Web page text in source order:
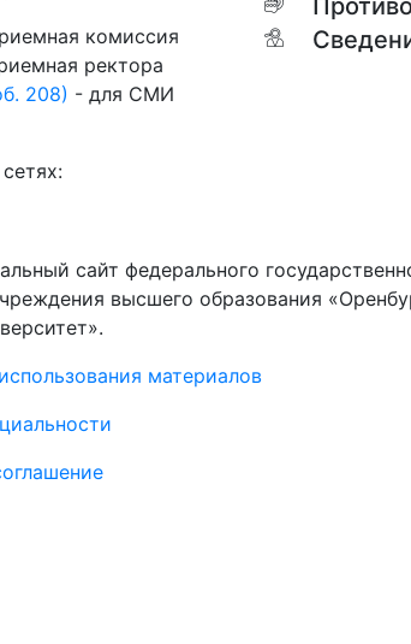
комиссия
ректора
208) - для СМИ
сайт федерального
высшего образования
материалов